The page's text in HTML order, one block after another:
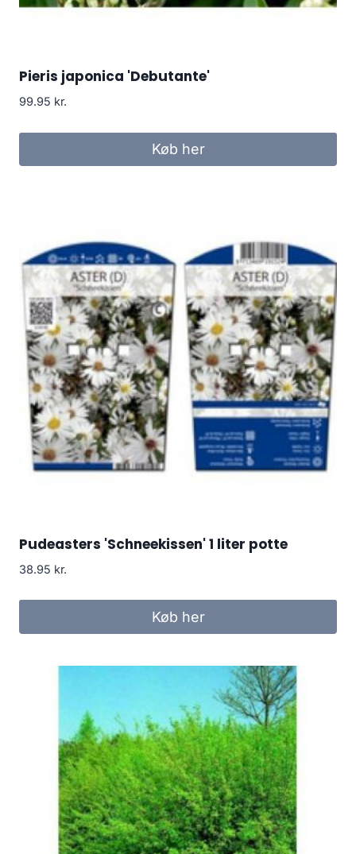
Pieris japonica 'Debutante'
99.95 kr.
Køb her
Pudeasters 'Schneekissen' 1 liter potte
38.95 kr.
Køb her